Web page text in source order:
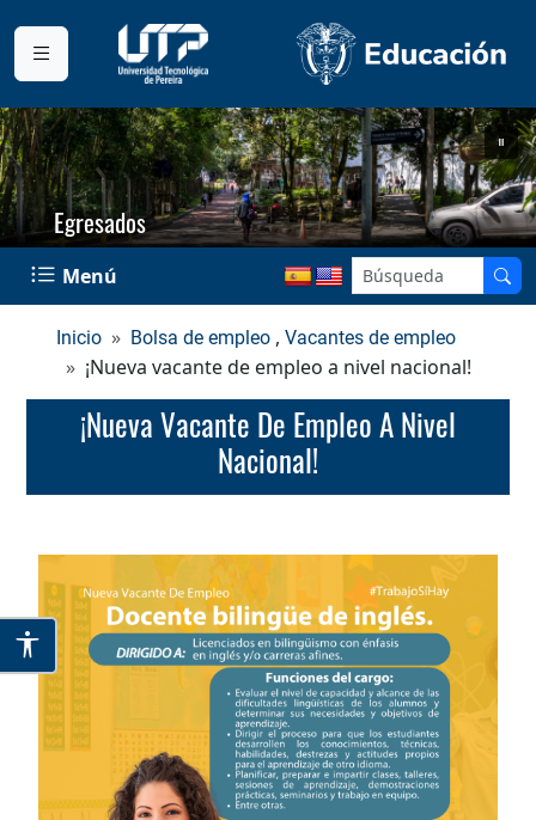
Egresados
Menú
Inicio Bolsa de empleo , Vacantes de empleo
¡Nueva vacante de empleo a nivel nacional!
¡Nueva Vacante De Empleo A Nivel
Nacional!